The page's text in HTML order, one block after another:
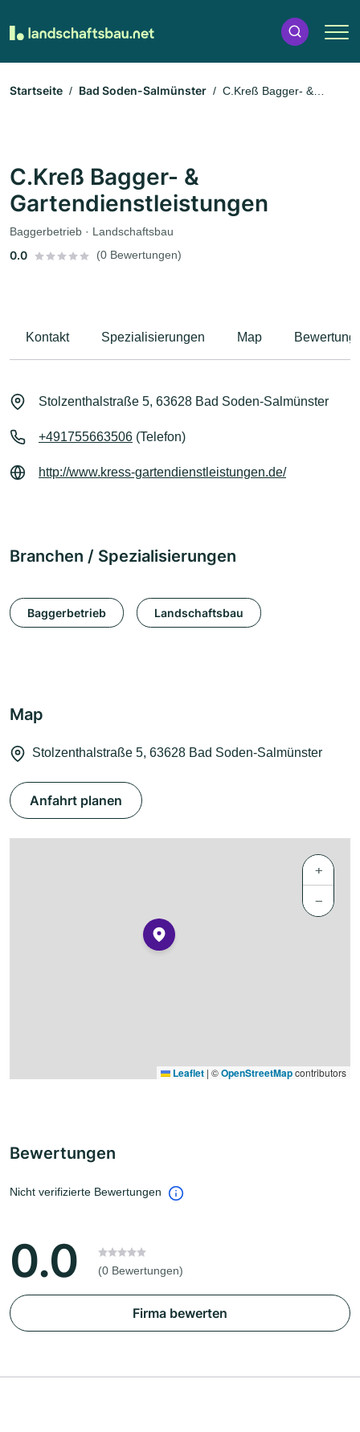
Startseite Bad Soden-Salmünster
C.Kreß Bagger- &
C.Kreß Bagger- &
Gartendienstleistungen
Baggerbetrieb · Landschaftsbau
0.0 (0 Bewertungen)
Kontakt Spezialisierungen Map
Stolzenthalstraße 5, 63628 Bad Soden-Salmünster
+491755663506 (Telefon)
http://www.kress-gartendienstleistungen.de/
Branchen / Spezialisierungen
Baggerbetrieb Landschaftsbau
Map
Stolzenthalstraße 5, 63628 Bad Soden-Salmünster
Anfahrt planen
+
−
Leaflet | ©OpenStreetMapcontributors
Bewertungen
Nicht verifizierte Bewertungen
0.0 (0 Bewertungen)
Firma bewerten